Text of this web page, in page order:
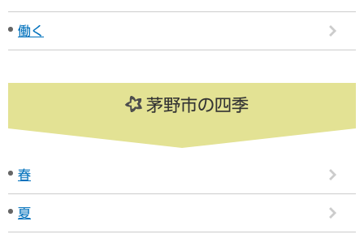
働く
茅野市の四季
春
夏